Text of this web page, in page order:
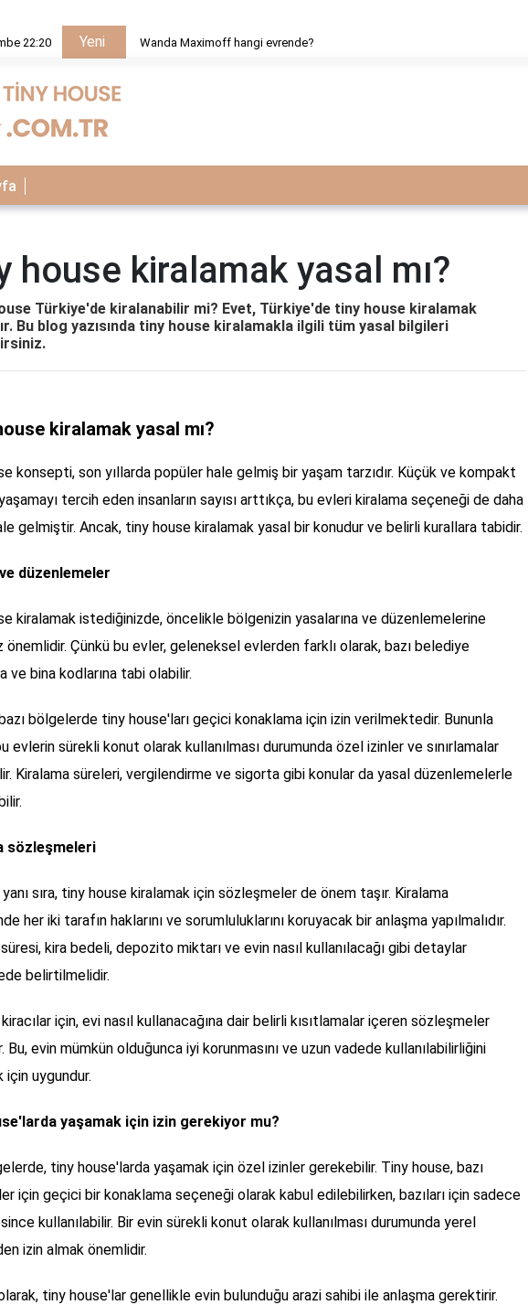
22:20 Yeni Wanda Maximoff hangi evrende?
house kiralamak yasal mı?
Türkiye'de kiralanabilir mi? Evet, Türkiye'de tiny house kiralamak
Bu blog yazısında tiny house kiralamakla ilgili tüm yasal bilgileri
kiralamak yasal mı?
konsepti, son yıllarda popüler hale gelmiş bir yaşam tarzıdır. Küçük ve kompakt
tercih eden insanların sayısı arttıkça, bu evleri kiralama seçeneği de daha
gelmiştir. Ancak, tiny house kiralamak yasal bir konudur ve belirli kurallara tabidir.
düzenlemeler
kiralamak istediğinizde, öncelikle bölgenizin yasalarına ve düzenlemelerine
önemlidir. Çünkü bu evler, geleneksel evlerden farklı olarak, bazı belediye
ve bina kodlarına tabi olabilir.
bölgelerde tiny house'ları geçici konaklama için izin verilmektedir. Bununla
evlerin sürekli konut olarak kullanılması durumunda özel izinler ve sınırlamalar
Kiralama süreleri, vergilendirme ve sigorta gibi konular da yasal düzenlemelerle
sözleşmeleri
yanı sıra, tiny house kiralamak için sözleşmeler de önem taşır. Kiralama
her iki tarafın haklarını ve sorumluluklarını koruyacak bir anlaşma yapılmalıdır.
kira bedeli, depozito miktarı ve evin nasıl kullanılacağı gibi detaylar
belirtilmelidir.
için, evi nasıl kullanacağına dair belirli kısıtlamalar içeren sözleşmeler
Bu, evin mümkün olduğunca iyi korunmasını ve uzun vadede kullanılabilirliğini
için uygundur.
yaşamak için izin gerekiyor mu?
tiny house'larda yaşamak için özel izinler gerekebilir. Tiny house, bazı
için geçici bir konaklama seçeneği olarak kabul edilebilirken, bazıları için sadece
kullanılabilir. Bir evin sürekli konut olarak kullanılması durumunda yerel
izin almak önemlidir.
tiny house'lar genellikle evin bulunduğu arazi sahibi ile anlaşma gerektirir.